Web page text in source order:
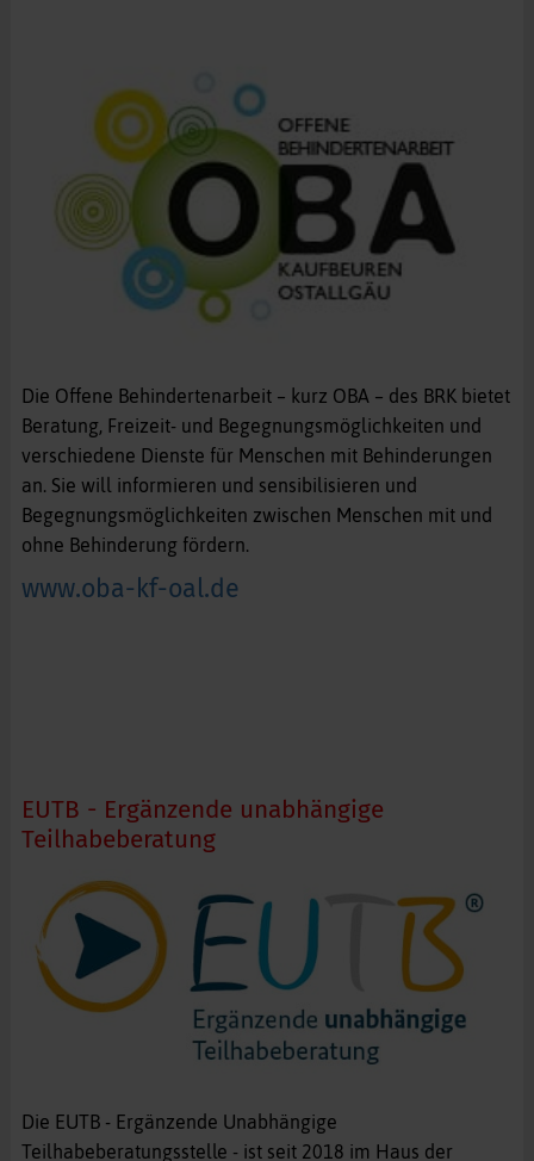
Die Offene Behindertenarbeit – kurz OBA – des BRK bietet
Beratung, Freizeit- und Begegnungsmöglichkeiten und
verschiedene Dienste für Menschen mit Behinderungen
an. Sie will informieren und sensibilisieren und
Begegnungsmöglichkeiten zwischen Menschen mit und
ohne Behinderung fördern.
www.oba-kf-oal.de
EUTB - Ergänzende unabhängige
Teilhabeberatung
Die EUTB - Ergänzende Unabhängige
Teilhabeberatungsstelle - ist seit 2018 im Haus der